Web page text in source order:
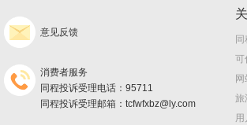
意见反馈
消费者服务
同程投诉受理电话：95711
同程投诉受理邮箱：tcfwfxbz@ly.com
可
网
旅
用